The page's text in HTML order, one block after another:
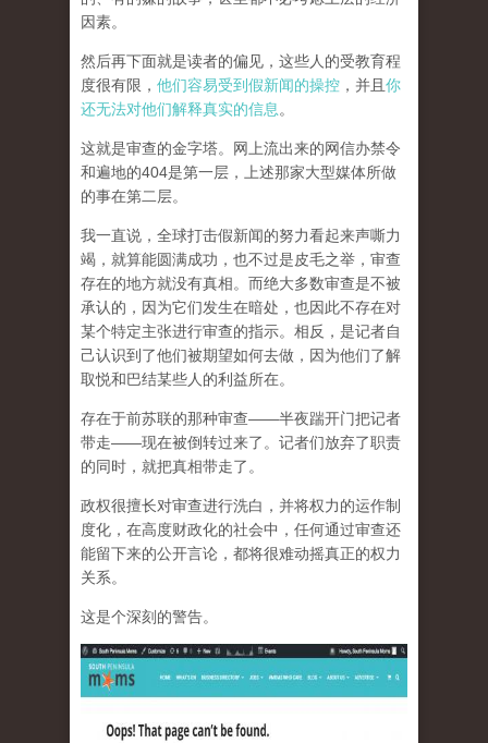
因素。
然后再下面就是读者的偏见，这些人的受教育程
度很有限， 他们容易受到假新闻的操控 ，并且 你
还无法对他们解释真实的信息 。
这就是审查的金字塔。网上流出来的网信办禁令
和遍地的404是第一层，上述那家大型媒体所做
的事在第二层。
我一直说，全球打击假新闻的努力看起来声嘶力
竭，就算能圆满成功，也不过是皮毛之举，审查
存在的地方就没有真相。而绝大多数审查是不被
承认的，因为它们发生在暗处，也因此不存在对
某个特定主张进行审查的指示。相反，是记者自
己认识到了他们被期望如何去做，因为他们了解
取悦和巴结某些人的利益所在。
存在于前苏联的那种审查——半夜踹开门把记者
带走——现在被倒转过来了。记者们放弃了职责
的同时，就把真相带走了。
政权很擅长对审查进行洗白，并将权力的运作制
度化，在高度财政化的社会中，任何通过审查还
能留下来的公开言论，都将很难动摇真正的权力
关系。
这是个深刻的警告。